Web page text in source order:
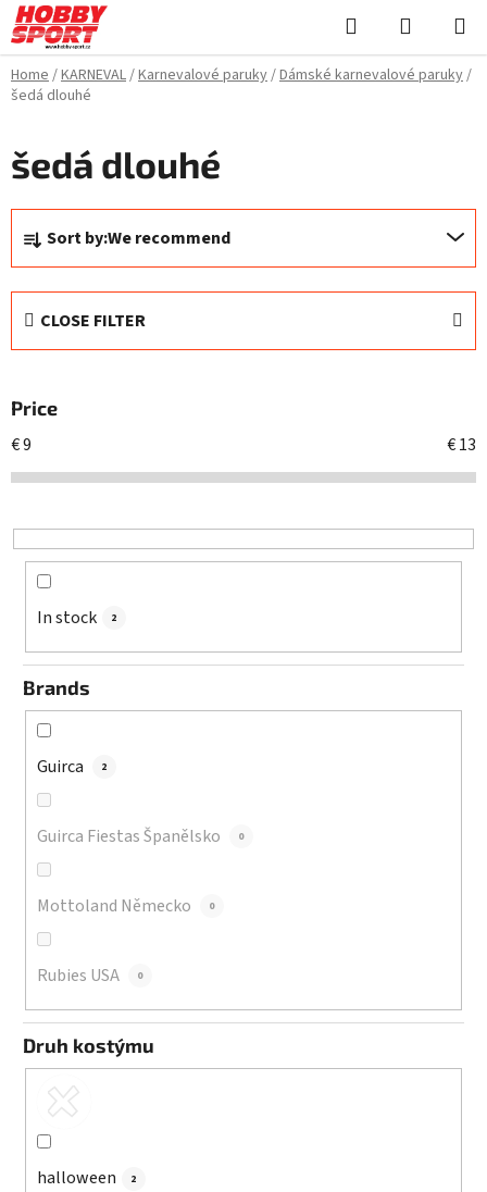
Skip
to
content
Search
CART
Home/KARNEVAL/Karnevalové paruky/Dámské karnevalové paruky/
šedá dlouhé
šedá dlouhé
o
s
o
r
i
Sort by:We recommend
CLOSE FILTER
Price
€9 €13
In stock 2
Brands
Guirca 2
Guirca Fiestas Španělsko 0
Mottoland Německo 0
Rubies USA 0
Druh kostýmu
halloween 2